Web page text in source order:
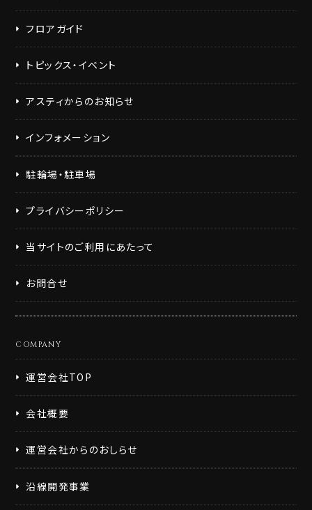
フロアガイド
トピックス・イベント
アスティからのお知らせ
インフォメーション
駐輪場・駐車場
プライバシーポリシー
当サイトのご利用にあたって
お問合せ
COMPANY
運営会社TOP
会社概要
運営会社からのおしらせ
沿線開発事業